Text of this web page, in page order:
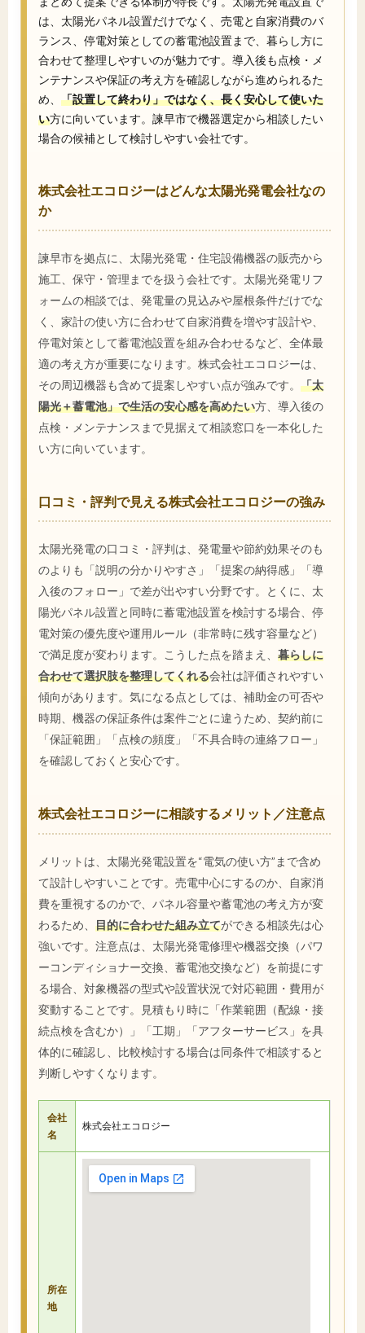
は、太陽光パネル設置だけでなく、売電と自家消費のバ
ランス、停電対策としての蓄電池設置まで、暮らし方に
合わせて整理しやすいのが魅力です。導入後も点検・メ
ンテナンスや保証の考え方を確認しながら進められるた
め、 「設置して終わり」ではなく、長く安心して使いた
い方に向いています。諫早市で機器選定から相談したい
場合の候補として検討しやすい会社です。
株式会社エコロジーはどんな太陽光発電会社なの
か
諫早市を拠点に、太陽光発電・住宅設備機器の販売から
施工、保守・管理までを扱う会社です。太陽光発電リフ
ォームの相談では、発電量の見込みや屋根条件だけでな
く、家計の使い方に合わせて自家消費を増やす設計や、
停電対策として蓄電池設置を組み合わせるなど、全体最
適の考え方が重要になります。株式会社エコロジーは、
その周辺機器も含めて提案しやすい点が強みです。 「太
陽光＋蓄電池」で生活の安心感を高めたい方、導入後の
点検・メンテナンスまで見据えて相談窓口を一本化した
い方に向いています。
口コミ・評判で見える株式会社エコロジーの強み
太陽光発電の口コミ・評判は、発電量や節約効果そのも
のよりも「説明の分かりやすさ」「提案の納得感」「導
入後のフォロー」で差が出やすい分野です。とくに、太
陽光パネル設置と同時に蓄電池設置を検討する場合、停
電対策の優先度や運用ルール（非常時に残す容量など）
で満足度が変わります。こうした点を踏まえ、 暮らしに
合わせて選択肢を整理してくれる会社は評価されやすい
傾向があります。気になる点としては、補助金の可否や
時期、機器の保証条件は案件ごとに違うため、契約前に
「保証範囲」「点検の頻度」「不具合時の連絡フロー」
を確認しておくと安心です。
株式会社エコロジーに相談するメリット／注意点
メリットは、太陽光発電設置を“電気の使い方”まで含め
て設計しやすいことです。売電中心にするのか、自家消
費を重視するのかで、パネル容量や蓄電池の考え方が変
わるため、 目的に合わせた組み立てができる相談先は心
強いです。注意点は、太陽光発電修理や機器交換（パワ
ーコンディショナー交換、蓄電池交換など）を前提にす
る場合、対象機器の型式や設置状況で対応範囲・費用が
変動することです。見積もり時に「作業範囲（配線・接
続点検を含むか）」「工期」「アフターサービス」を具
体的に確認し、比較検討する場合は同条件で相談すると
判断しやすくなります。
会社
名
株式会社エコロジー
所在
地